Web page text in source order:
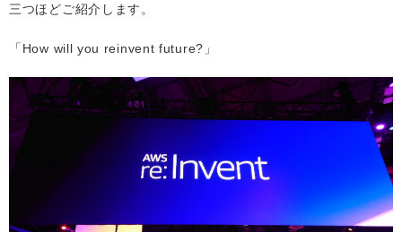
三つほどご紹介します。
「How will you reinvent future?」